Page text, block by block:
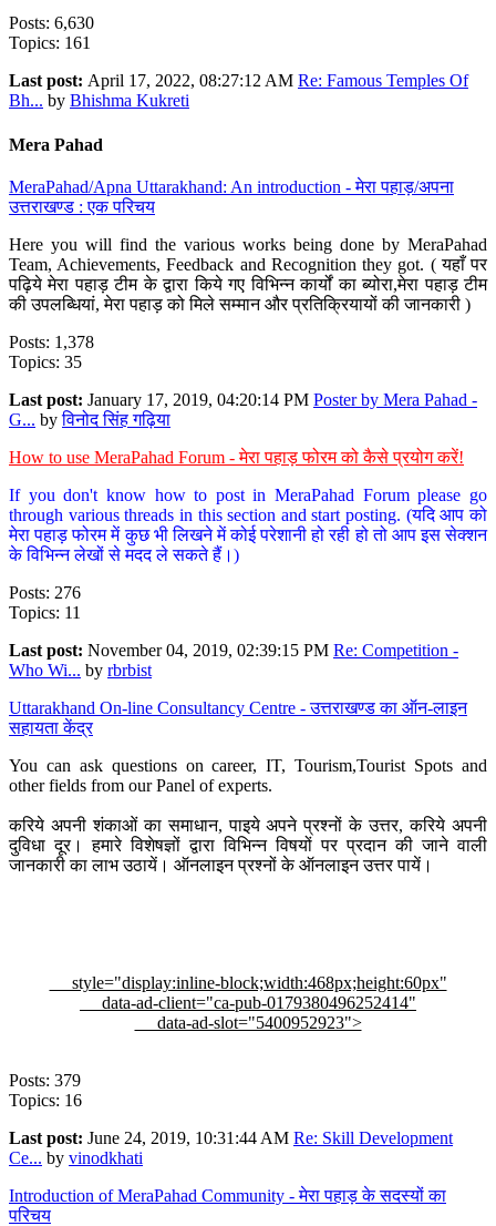
Posts: 6,630
Topics: 161
Last post: April 17, 2022, 08:27:12 AM Re: Famous Temples Of
Bh... by Bhishma Kukreti
Mera Pahad
MeraPahad/Apna Uttarakhand: An introduction - मेरा पहाड़/अपना
उत्तराखण्ड : एक परिचय
Here you will find the various works being done by MeraPahad
Team, Achievements, Feedback and Recognition they got. ( यहाँ पर
पढ़िये मेरा पहाड़ टीम के द्वारा किये गए विभिन्न कार्यों का ब्योरा,मेरा पहाड़ टीम
की उपलब्धियां, मेरा पहाड़ को मिले सम्मान और प्रतिक्रियायों की जानकारी )
Posts: 1,378
Topics: 35
Last post: January 17, 2019, 04:20:14 PM Poster by Mera Pahad -
G... byविनोद सिंह गढ़िया
How to use MeraPahad Forum - मेरा पहाड़ फोरम को कैसे प्रयोग करें!
If you don't know how to post in MeraPahad Forum please go
through various threads in this section and start posting. (यदि आप को
मेरा पहाड़ फोरम में कुछ भी लिखने में कोई परेशानी हो रही हो तो आप इस सेक्शन
के विभिन्न लेखों से मदद ले सकते हैं।)
Posts: 276
Topics: 11
Last post: November 04, 2019, 02:39:15 PM Re: Competition -
Who Wi... by rbrbist
Uttarakhand On-line Consultancy Centre - उत्तराखण्ड का ऑन-लाइन
सहायता केंद्र
You can ask questions on career, IT, Tourism,Tourist Spots and
other fields from our Panel of experts.
करिये अपनी शंकाओं का समाधान, पाइये अपने प्रश्नों के उत्तर, करिये अपनी
दुविधा दूर। हमारे विशेषज्ञों द्वारा विभिन्न विषयों पर प्रदान की जाने वाली
जानकारी का लाभ उठायें। ऑनलाइन प्रश्नों के ऑनलाइन उत्तर पायें।
style="display:inline-block;width:468px;height:60px"
data-ad-client="ca-pub-0179380496252414"
data-ad-slot="5400952923">
Posts: 379
Topics: 16
Last post: June 24, 2019, 10:31:44 AM Re: Skill Development
Ce... by vinodkhati
Introduction of MeraPahad Community - मेरा पहाड़ के सदस्यों का
परिचय